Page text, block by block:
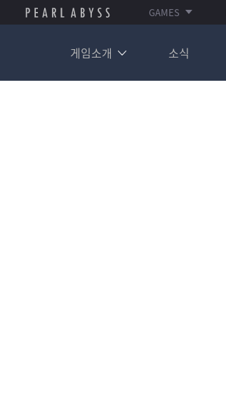
GAMES
게임소개 소식